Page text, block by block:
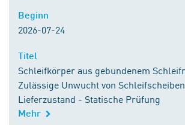
Beginn
2026-07-24
Titel
Schleifkörper aus gebundenem
Zulässige Unwucht von
Lieferzustand - Statische Prüfung
Mehr